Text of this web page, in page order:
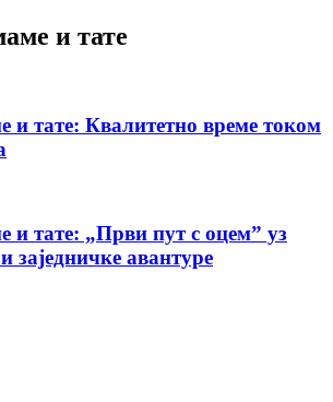
и тате
и тате: Квалитетно време током
и тате: „Први пут с оцемˮ уз
заједничке авантуре